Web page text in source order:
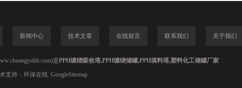
新闻中心 技术文章 在线留言 联系我们 关于我们
是PPH缠绕吸收塔,PPH缠绕储罐,PPH填料塔,塑料化工储罐厂家
支持： 环保在线 GoogleSitemap